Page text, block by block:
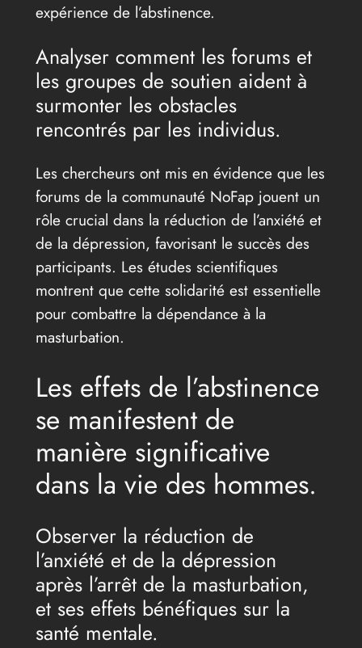
expérience de l’abstinence.
Analyser comment les forums et
les groupes de soutien aident à
surmonter les obstacles
rencontrés par les individus.
Les chercheurs ont mis en évidence que les
forums de la communauté NoFap jouent un
rôle crucial dans la réduction de l’anxiété et
de la dépression, favorisant le succès des
participants. Les études scientifiques
montrent que cette solidarité est essentielle
pour combattre la dépendance à la
masturbation.
Les effets de l’abstinence
se manifestent de
manière significative
dans la vie des hommes.
Observer la réduction de
l’anxiété et de la dépression
après l’arrêt de la masturbation,
et ses effets bénéfiques sur la
santé mentale.